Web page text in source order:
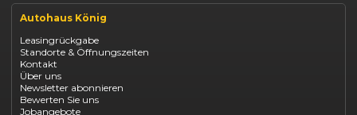
Renault Arkana Leasing
Renault Captur Leasing
Opel Astra leasen
Opel Mokka kaufen
Opel Grandland finanzieren
Opel Vivaro Gewerbeleasing
Fiat 500 finanzieren
Fiat Panda leasen
Autohaus König
Leasingrückgabe
Standorte & Öffnungszeiten
Kontakt
Über uns
Newsletter abonnieren
Bewerten Sie uns
Jobangebote